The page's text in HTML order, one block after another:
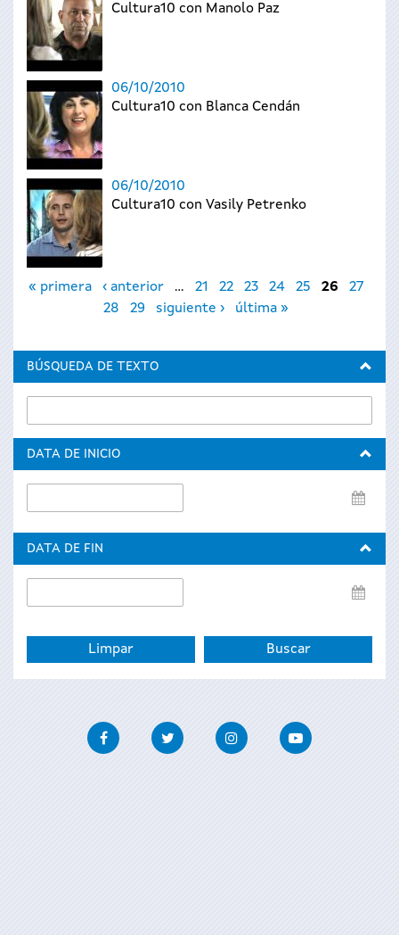
Cultura10 con Manolo Paz
06/10/2010
Cultura10 con Blanca Cendán
06/10/2010
Cultura10 con Vasily Petrenko
Páginas
« primera ‹ anterior … 21 22 23 24 25 26
27
28
29 siguiente › última »
BÚSQUEDA DE TEXTO
DATA DE INICIO
de
DATA DE FIN
de
FacebookTwitter InstagramYoutube